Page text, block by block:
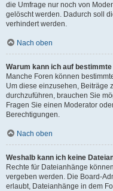
die Umfrage nur noch von
gelöscht werden. Dadurch soll
verhindert werden.
Nach oben
Warum kann ich auf
Manche Foren können
Um diese einzusehen, Beiträge
durchzuführen, brauchen Sie
Fragen Sie einen Moderator
Berechtigungen.
Nach oben
Weshalb kann ich keine
Rechte für Dateianhänge
vergeben werden. Die Board-
erlaubt, Dateianhänge in dem